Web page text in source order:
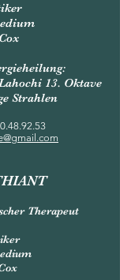
13. Oktave
Strahlen
Therapeut